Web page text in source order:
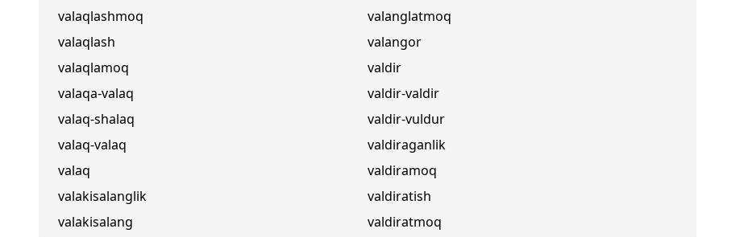
valaqlashmoq
valaqlash
valaqlamoq
valaqa-valaq
valaq-shalaq
valaq-valaq
valaq
valakisalanglik
valakisalang
valanglatmoq
valangor
valdir
valdir-valdir
valdir-vuldur
valdiraganlik
valdiramoq
valdiratish
valdiratmoq